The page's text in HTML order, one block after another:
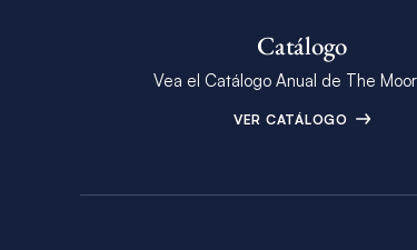
Catálogo
Vea el Catálogo Anual de The
VER CATÁLOGO